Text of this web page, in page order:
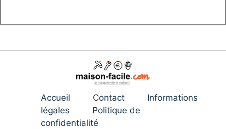
Accueil Contact
Informations
légales
Politique de
confidentialité